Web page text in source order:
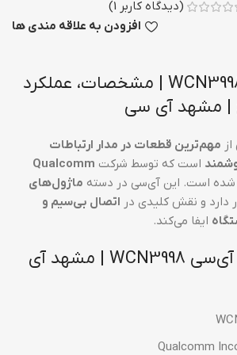
(دیدگاه کاربر 1
)
افزودن به علاقه مندی ها
بررسی آی‌سی WCN3998 | مشخصات، عملکرد
| مشهد آی سی
مهم‌ترین قطعات در مدار ارتباطات
است که توسط شرکت Qualcomm
شده است. این آی‌سی در دسته ماژول‌های
دارد و نقش کلیدی در اتصال بی‌سیم و
ایفا می‌کند.
مشخصات فنی آی‌سی WCN3998 | مشهد آی